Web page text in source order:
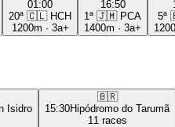
01:00
20ª 🇨🇱 HCH
1200m · 3a+
16:50
1ª 🇯🇲 PCA
1400m · 3a+
5ª
Isidro
🇧🇷
15:30Hipódromo do Tarumã
11 races